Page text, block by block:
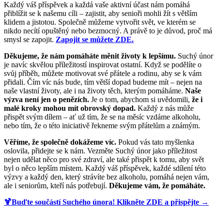
Každý váš příspěvek a každá vaše aktivní účast nám pomáhá
přiblížit se k našemu cíli – zajistit, aby senioři mohli žít s větším
klidem a jistotou. Společně můžeme vytvořit svět, ve kterém se
nikdo necítí opuštěný nebo bezmocný. A právě to je důvod, proč má
smysl se zapojit. Zapojit se můžete ZDE.
Děkujeme, že nám pomáháte měnit životy k lepšímu. Suchý únor
je navíc skvělou příležitostí inspirovat ostatní. Když se podělíte o
svůj příběh, můžete motivovat své přátele a rodinu, aby se k vám
přidali. Čím víc nás bude, tím větší dopad budeme mít – nejen na
naše vlastní životy, ale i na životy těch, kterým pomáháme. Naše
výzva není jen o penězích. Je o tom, abychom si uvědomili, že i
malé kroky mohou mít obrovský dopad. Každý z nás může
přispět svým dílem – ať už tím, že se na měsíc vzdáme alkoholu,
nebo tím, že o této iniciativě řekneme svým přátelům a známým.
Věříme, že společně dokážeme víc. Pokud vás tato myšlenka
oslovila, přidejte se k nám. Vezměte Suchý únor jako příležitost
nejen udělat něco pro své zdraví, ale také přispět k tomu, aby svět
byl o něco lepším místem. Každý váš příspěvek, každé sdílení této
výzvy a každý den, který strávíte bez alkoholu, pomáhá nejen vám,
ale i seniorům, kteří nás potřebují. Děkujeme vám, že pomáháte.
🍹Buďte součástí Suchého února! Klikněte ZDE a přispějte →